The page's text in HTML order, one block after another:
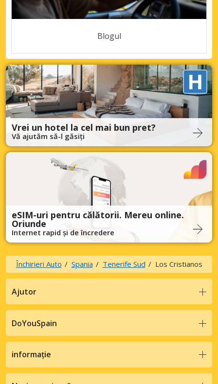
Blogul
Vrei un hotel la cel mai bun pret?
Vă ajutăm să-l găsiți
eSIM-uri pentru călătorii. Mereu online.
Oriunde
Internet rapid și de încredere
Închirieri Auto Spania Tenerife Sud Los Cristianos
Ajutor
DoYouSpain
informație